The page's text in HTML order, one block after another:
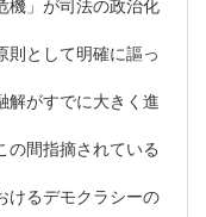
則として明確に謳っ
解がすでに大きく進
の間指摘されている
けるデモクラシーの